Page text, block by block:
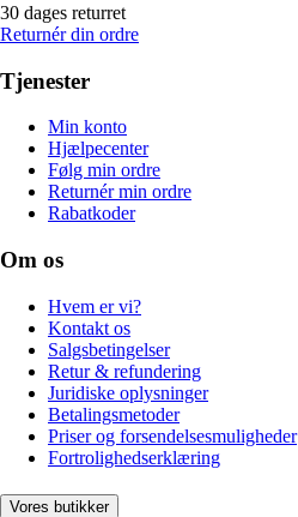
30 dages returret
Returnér din ordre
Tjenester
Min konto
Hjælpecenter
Følg min ordre
Returnér min ordre
Rabatkoder
Om os
Hvem er vi?
Kontakt os
Salgsbetingelser
Retur & refundering
Juridiske oplysninger
Betalingsmetoder
Priser og forsendelsesmuligheder
Fortrolighedserklæring
Vores butikker